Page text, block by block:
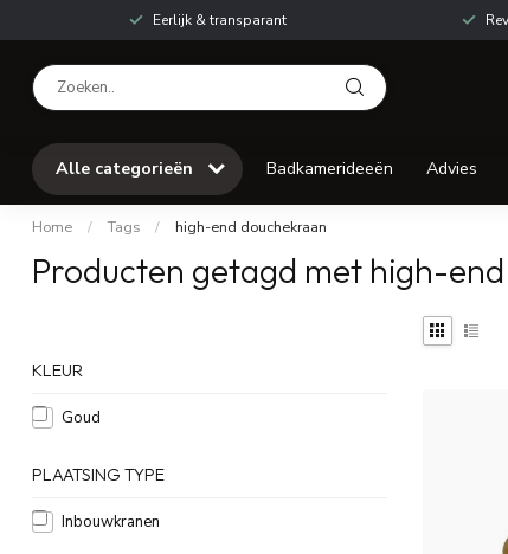
Eerlijk & transparant
Alle categorieën Badkamerideeën Advies
Home / Tags / high-end douchekraan
Producten getagd met high-
KLEUR
Goud
PLAATSING TYPE
Inbouwkranen